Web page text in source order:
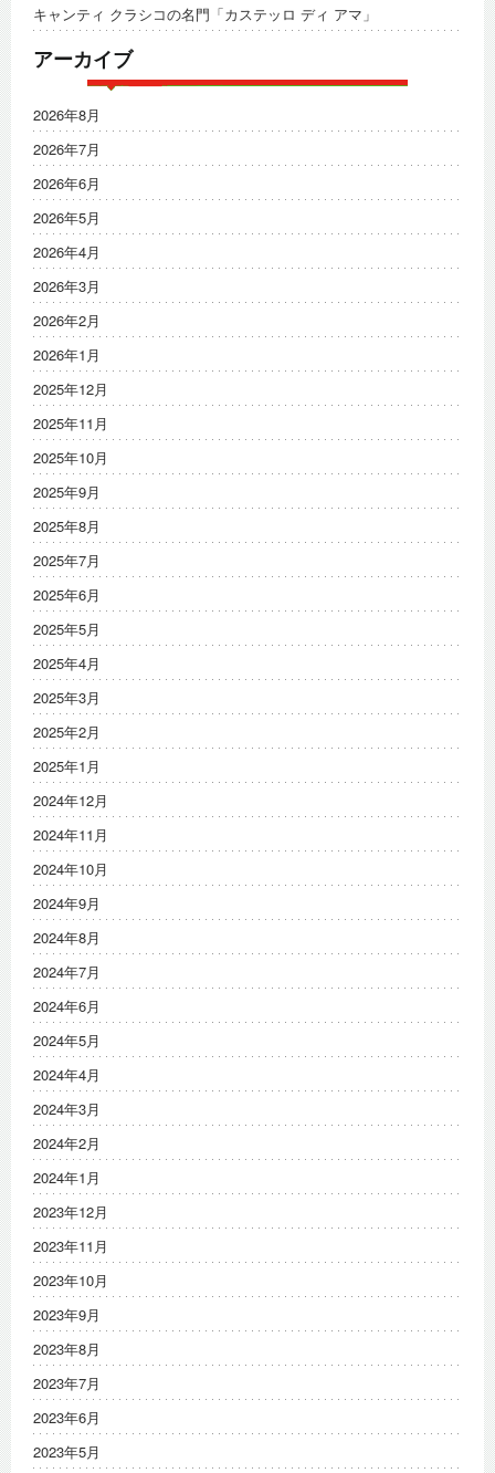
キャンティ クラシコの名門「カステッロ ディ アマ」
アーカイブ
2026年8月
2026年7月
2026年6月
2026年5月
2026年4月
2026年3月
2026年2月
2026年1月
2025年12月
2025年11月
2025年10月
2025年9月
2025年8月
2025年7月
2025年6月
2025年5月
2025年4月
2025年3月
2025年2月
2025年1月
2024年12月
2024年11月
2024年10月
2024年9月
2024年8月
2024年7月
2024年6月
2024年5月
2024年4月
2024年3月
2024年2月
2024年1月
2023年12月
2023年11月
2023年10月
2023年9月
2023年8月
2023年7月
2023年6月
2023年5月